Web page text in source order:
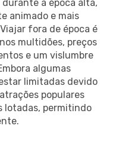
a época alta,
animado e mais
fora de época é
multidões, preços
e um vislumbre
algumas
limitadas devido
populares
lotadas, permitindo